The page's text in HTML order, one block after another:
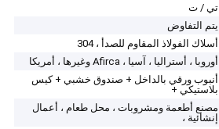
تي / ت
يتم التفاوض
أسلاك الفولاذ المقاوم للصدأ ، 304
أوروبا ، أستراليا ، آسيا ، Afirca وغيرها ، أمريكا
أنبوب ورقي بالداخل + صندوق خشبي + كيس
بلاستيكي +
مصنع أطعمة ومشروبات ، محل طعام ، أعمال
إنشائية ،